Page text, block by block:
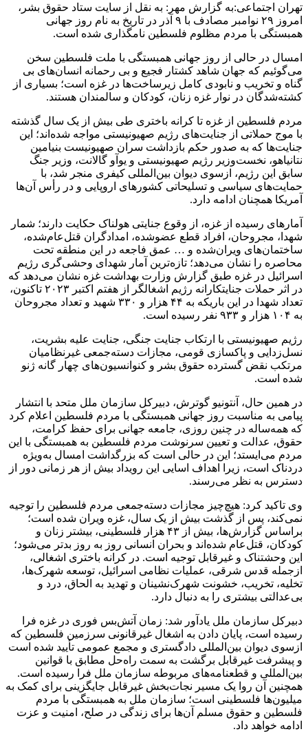
تهران اجتماعی:به گزارش مهر: به نقل از سایت ستاد حقوق بشر،
امروز ۲۹ نوامبر مصادف با ۹ آذر در تاریخ به نام روز جهانی
همبستگی با مردم مظلوم فلسطین نامگذاری شده است.
امسال در حالی از روز جهانی همبستگی با ملت فلسطین سخن
می‌گوئیم که جهان شاهد کشتار فجیع و بی رحمانه انسان‌های بی
گناه و تخریب و نابودی کامل زیرساخت‌ها در غزه است؛ بسیاری از
کشته‌شدگان در نوار غزه زنان، کودکان و سالمندان هستند.
مردم فلسطین از غزه تا کرانه باختری طی بیش از یک سال گذشته
با موج حملاتی از جنایت‌های رژیم صهیونیستی مواجه شده‌اند؛ این
جنایت‌ها که به صدور حکم بازداشت سران صهیونیست بنیامین
نتانیاهو، نخست‌وزیر رژیم صهیونیستی و یوآو گالانت، وزیر جنگ
سابق این رژیم، ازسوی دیوان بین‌المللی کیفری منجر شد، با
حمایت‌های سیاسی و تسلیحاتی کشورهای اروپایی و در رأس آن‌ها
آمریکا همچنان ادامه دارد.
آمارهای رسیده از غزه، از وقوع جنایتی هولناک حکایت دارند؛ شمار
شهدا، مجروحان، افراد قطع عضوشده، امدادگران قتل‌عام‌شده،
ساختمان‌های ویران‌شده و … عمق فاجعه در این منطقه تحت
محاصره را نشان می‌دهد؛ تازه‌ترین آمار شهدای وحشی‌گری رژیم
اسرائیل در غزه طبق گزارش وزارت بهداشت غزه نشان می‌دهد که
در اثر حملات جنایتکارانه
رژیم اشغالگر از هفتم اکتبر ۲۰۲۳ تاکنون،
تعداد شهدا در این باریکه به ۴۴ هزار و ۳۳۰ شهید و تعداد مجروحان
به ۱۰۴ هزار و ۹۳۳ نفر رسیده است.
رژیم صهیونیستی با ارتکاب جنایت جنگی، جنایت علیه بشریت،
نسل‌زدایی و پاکسازی قومی، مجازات دسته‌جمعی غیرنظامیان
مرتکب نقض گسترده حقوق بشر و کنوانسیون‌های چهار گانه ژنو
شده است.
در همین حال، آنتونیو گوترش، دبیرکل سازمان ملل متحد با انتشار
پیامی به مناسبت روز جهانی همبستگی با مردم فلسطین اعلام کرد
که همه‌ساله در چنین روزی، جامعه جهانی برای حفظ کرامت،
حقوق، عدالت و تعیین سرنوشت مردم فلسطین به همبستگی با این
مردم می‌ایستد؛ این در حالی است که بزرگداشت امسال به‌ویژه
دردناک است، زیرا اهداف اسایی این رویداد بیش از هر زمانی دور از
دسترس به نظر می‌رسند.
وی تاکید کرد: هیچ‌چیز مجازات دسته‌جمعی مردم فلسطین را توجیه
نمی‌کند، پس از گذشت بیش از یک سال، غزه ویران شده است؛
براساس
گزارش‌ها، بیش از ۴۳ هزار فلسطینی، بیشتر زنان و
کودکان، قتل‌عام شده‌اند و بحران انسانی روز به روز بدتر می‌شود؛
این وحشتناک و غیرقابل توجیه است. در کرانه باختری اشغالی،
ازجمله قدس شرقی، عملیات نظامی اسرائیل، توسعه شهرک‌ها،
تخلیه، تخریب، خشونت شهرک‌نشینان و تهدید به الحاق، درد و
بی‌عدالتی بیشتری را به دنبال دارد.
دبیرکل سازمان ملل یادآور شد: زمان آتش‌بس فوری در غزه فرا
رسیده است، پایان دادن به اشغال غیرقانونی سرزمین فلسطین که
ازسوی دیوان بین‌المللی دادگستری و مجمع عمومی تأیید شده است
و پیشرفت غیرقابل برگشت به سمت راه‌حل مطابق با قوانین
بین‌المللی و قطعنامه‌های مربوطه سازمان ملل فرا رسیده است.
همچنین آن روا یک مسیر نجات‌بخش غیرقابل جایگزینی برای کمک به
میلیون‌ها فلسطینی است؛ سازمان ملل به همبستگی با مردم
فلسطین و حقوق مسلم آن‌ها برای زندگی در صلح، امنیت و عزت
ادامه خواهد داد.